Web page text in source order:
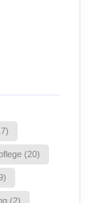
(20)
(2)